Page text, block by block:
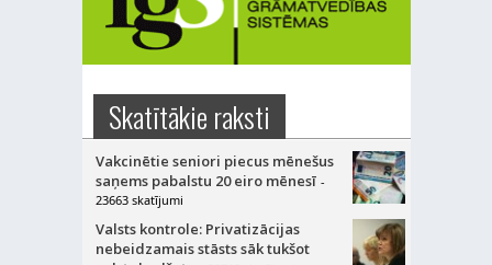
Skatītākie raksti
Vakcinētie seniori piecus mēnešus
saņems pabalstu 20 eiro mēnesī -
23663 skatījumi
Valsts kontrole: Privatizācijas
nebeidzamais stāsts sāk tukšot